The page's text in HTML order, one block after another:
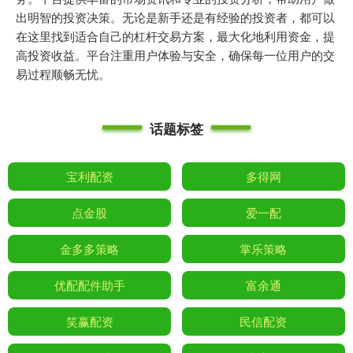
出明智的投资决策。无论是新手还是有经验的投资者，都可以
在这里找到适合自己的杠杆交易方案，最大化地利用资金，提
高投资收益。平台注重用户体验与安全，确保每一位用户的交
易过程顺畅无忧。
话题标签
宝利配资 多得网
点金股 爱一配
金多多策略 掌乐策略
优配配件助手 富余通
笑赢配资 民信配资